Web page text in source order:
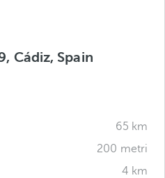
Cádiz, Spain
65 km
200 metri
4 km